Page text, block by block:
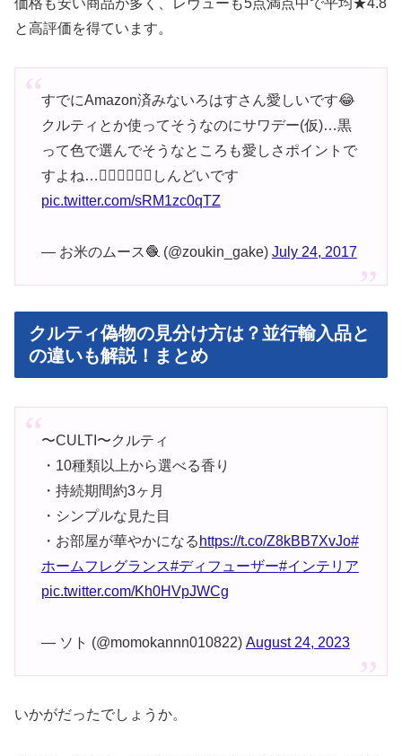
価格も安い商品が多く、レヴューも5点満点中で平均★4.8
と高評価を得ています。
すでにAmazon済みないろはすさん愛しいです😂
クルティとか使ってそうなのにサワデー(仮)…黒
って色で選んでそうなところも愛しさポイントで
すよね…💆‍♂️💆‍♂️💆‍♂️しんどいです
pic.twitter.com/sRM1zc0qTZ
— お米のムース🧶 (@zoukin_gake) July 24, 2017
クルティ偽物の見分け方は？並行輸入品と
の違いも解説！まとめ
〜CULTI〜クルティ
・10種類以上から選べる香り
・持続期間約3ヶ月
・シンプルな見た目
・お部屋が華やかになる https://t.co/Z8kBB7XvJo#
ホームフレグランス#ディフューザー#インテリア
pic.twitter.com/Kh0HVpJWCg
— ソト (@momokannn010822) August 24, 2023
いかがだったでしょうか。